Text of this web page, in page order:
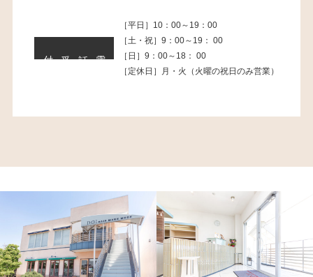
［平日］10：00～19：00
［土・祝］9：00～19： 00
［日］9：00～18： 00
［定休日］月・火（火曜の祝日のみ営業）